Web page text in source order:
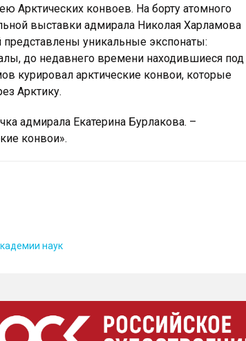
Арктических конвоев. На борту атомного
выставки адмирала Николая Харламова
представлены уникальные экспонаты:
до недавнего времени находившиеся под
курировал арктические конвои, которые
Арктику.
адмирала Екатерина Бурлакова. –
конвои».
наук